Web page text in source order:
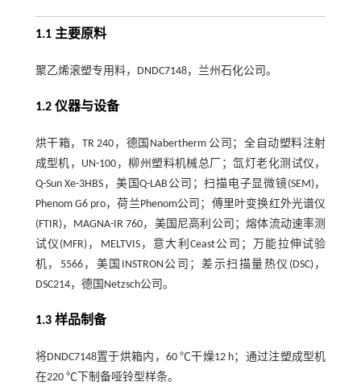
1.1 主要原料
聚乙烯滚塑专用料，DNDC7148，兰州石化公司。
1.2 仪器与设备
烘干箱，TR 240，德国Nabertherm 公司；全自动塑料注射
成型机，UN-100，柳州塑料机械总厂；氙灯老化测试仪，
Q-Sun Xe-3HBS，美国Q-LAB公司；扫描电子显微镜(SEM)，
Phenom G6 pro，荷兰Phenom公司；傅里叶变换红外光谱仪
(FTIR)，MAGNA-IR 760，美国尼高利公司；熔体流动速率测
试仪(MFR)，MELTVIS，意大利Ceast公司；万能拉伸试验
机，5566，美国INSTRON公司；差示扫描量热仪(DSC)，
DSC214，德国Netzsch公司。
1.3 样品制备
将DNDC7148置于烘箱内，60 ℃干燥12 h；通过注塑成型机
在220 ℃下制备哑铃型样条。